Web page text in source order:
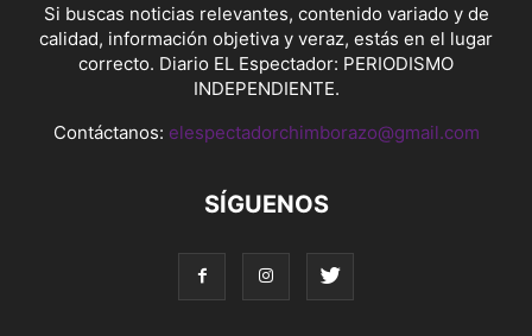
Si buscas noticias relevantes, contenido variado y de
calidad, información objetiva y veraz, estás en el lugar
correcto. Diario EL Espectador: PERIODISMO
INDEPENDIENTE.
Contáctanos: elespectadorchimborazo@gmail.com
SÍGUENOS